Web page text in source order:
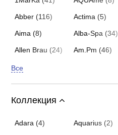
Abber (116) Actima (5)
Aima (8) Alba-Spa (34)
Allen Brau (24) Am.Pm (46)
Все
Коллекция
Adara (4) Aquarius (2)